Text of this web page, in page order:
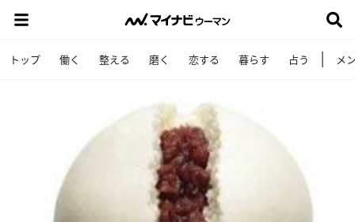
トップ 働く 整える 磨く 恋する 暮らす 占う メ